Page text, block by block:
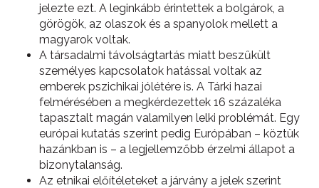
jelezte ezt. A leginkább érintettek a bolgárok, a
görögök, az olaszok és a spanyolok mellett a
magyarok voltak.
A társadalmi távolságtartás miatt beszűkült
személyes kapcsolatok hatással voltak az
emberek pszichikai jólétére is. A Tárki hazai
felmérésében a megkérdezettek 16 százaléka
tapasztalt magán valamilyen lelki problémát. Egy
európai kutatás szerint pedig Európában – köztük
hazánkban is – a legjellemzőbb érzelmi állapot a
bizonytalanság.
Az etnikai előítéleteket a járvány a jelek szerint